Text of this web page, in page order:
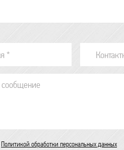
Политикой обработки персональных данных